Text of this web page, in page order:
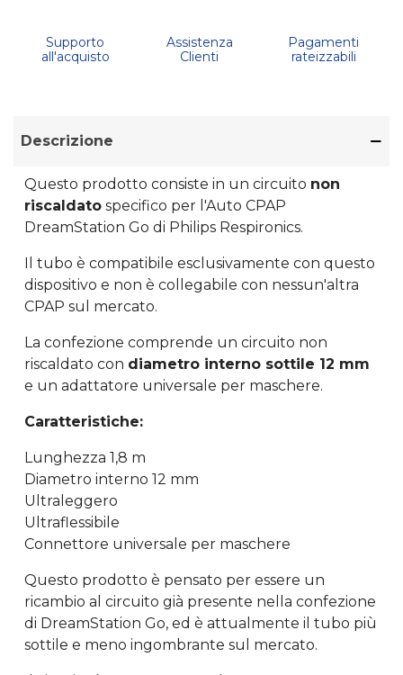
Supporto
all'acquisto
Assistenza
Clienti
Pagamenti
rateizzabili
Descrizione
Questo prodotto consiste in un circuito non
riscaldato specifico per l'Auto CPAP
DreamStation Go di Philips Respironics.
Il tubo è compatibile esclusivamente con questo
dispositivo e non è collegabile con nessun'altra
CPAP sul mercato.
La confezione comprende un circuito non
riscaldato con diametro interno sottile 12 mm
e un adattatore universale per maschere.
Caratteristiche:
Lunghezza 1,8 m
Diametro interno 12 mm
Ultraleggero
Ultraflessibile
Connettore universale per maschere
Questo prodotto è pensato per essere un
ricambio al circuito già presente nella confezione
di DreamStation Go, ed è attualmente il tubo più
sottile e meno ingombrante sul mercato.